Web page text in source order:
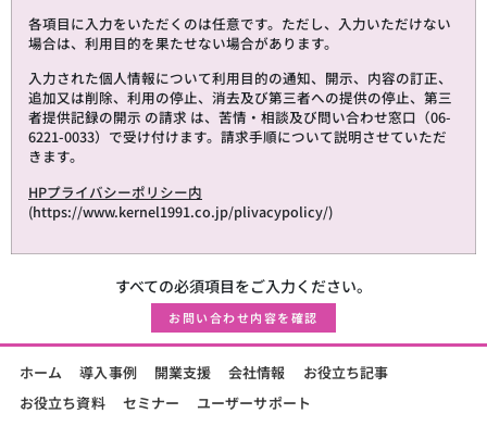
各項目に入力をいただくのは任意です。ただし、入力いただけない
場合は、利用目的を果たせない場合があります。
入力された個人情報について利用目的の通知、開示、内容の訂正、
追加又は削除、利用の停止、消去及び第三者への提供の停止、第三
者提供記録の開示 の請求 は、苦情・相談及び問い合わせ窓口（06-
6221-0033）で受け付けます。請求手順について説明させていただ
きます。
HPプライバシーポリシー内
(https://www.kernel1991.co.jp/plivacypolicy/)
すべての必須項目をご入力ください。
お問い合わせ内容を確認
ホーム 導入事例 開業支援 会社情報
お役立ち記事
お役立ち資料
セミナー
ユーザーサポート